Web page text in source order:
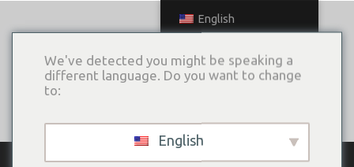
КАТАЛОГ ПЛАТЬЕВ
English
We've detected you might be speaking a
different language. Do you want to change
to:
English